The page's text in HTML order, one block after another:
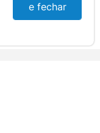
e fechar